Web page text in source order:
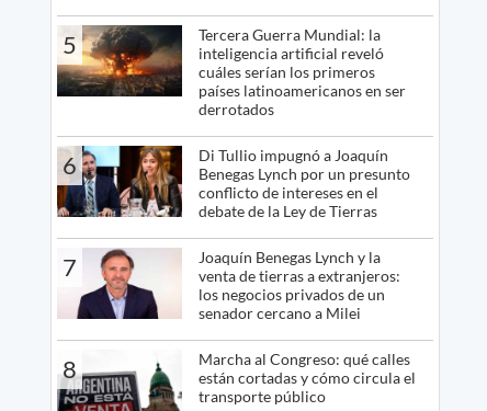
5
Tercera Guerra Mundial: la
inteligencia artificial reveló
cuáles serían los primeros
países latinoamericanos en ser
derrotados
6
Di Tullio impugnó a Joaquín
Benegas Lynch por un presunto
conflicto de intereses en el
debate de la Ley de Tierras
7
Joaquín Benegas Lynch y la
venta de tierras a extranjeros:
los negocios privados de un
senador cercano a Milei
8
Marcha al Congreso: qué calles
están cortadas y cómo circula el
transporte público